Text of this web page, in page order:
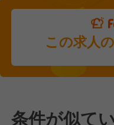
この求人
条件が似て